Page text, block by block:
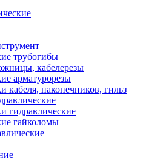
трубогибы
кабелерезы
арматурорезы
кабеля, наконечников, гильз
гидравлические
гайколомы